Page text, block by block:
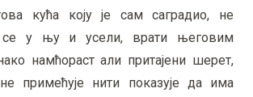
кућа коју је сам саградио, не
се у њу и усели, врати његовим
намћораст али притајени шерет,
примећује нити показује да има